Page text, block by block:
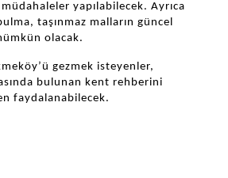
yapılabilecek. Ayrıca
taşınmaz malların güncel
olacak.
gezmek isteyenler,
bulunan kent rehberini
faydalanabilecek.